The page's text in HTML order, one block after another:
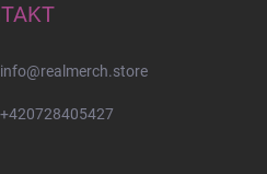
info@realmerch.store
+420728405427